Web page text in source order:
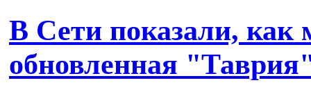
В Сети показали, как
обновленная